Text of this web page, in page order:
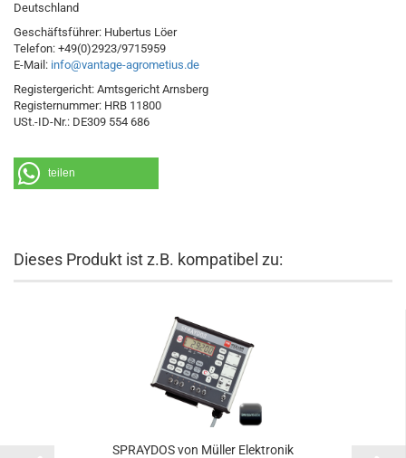
Deutschland
Geschäftsführer: Hubertus Löer
Telefon: +49(0)2923/9715959
E-Mail: info@vantage-agrometius.de
Registergericht: Amtsgericht Arnsberg
Registernummer: HRB 11800
USt.-ID-Nr.: DE309 554 686
teilen
Dieses Produkt ist z.B. kompatibel zu:
SPRAYDOS von Müller Elektronik